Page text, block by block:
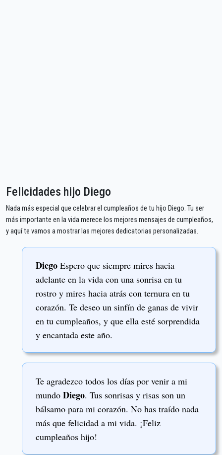
Felicidades hijo Diego
Nada más especial que celebrar el cumpleaños de tu hijo Diego. Tu ser
más importante en la vida merece los mejores mensajes de cumpleaños,
y aquí te vamos a mostrar las mejores dedicatorias personalizadas.
Diego Espero que siempre mires hacia
adelante en la vida con una sonrisa en tu
rostro y mires hacia atrás con ternura en tu
corazón. Te deseo un sinfín de ganas de vivir
en tu cumpleaños, y que ella esté sorprendida
y encantada este año.
Te agradezco todos los días por venir a mi
mundo Diego. Tus sonrisas y risas son un
bálsamo para mi corazón. No has traído nada
más que felicidad a mi vida. ¡Feliz
cumpleaños hijo!